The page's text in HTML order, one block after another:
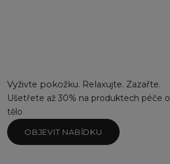
Vyživte pokožku. Relaxujte. Zazařte.
Ušetřete až 30% na produktech péče o
tělo
OBJEVIT NABÍDKU